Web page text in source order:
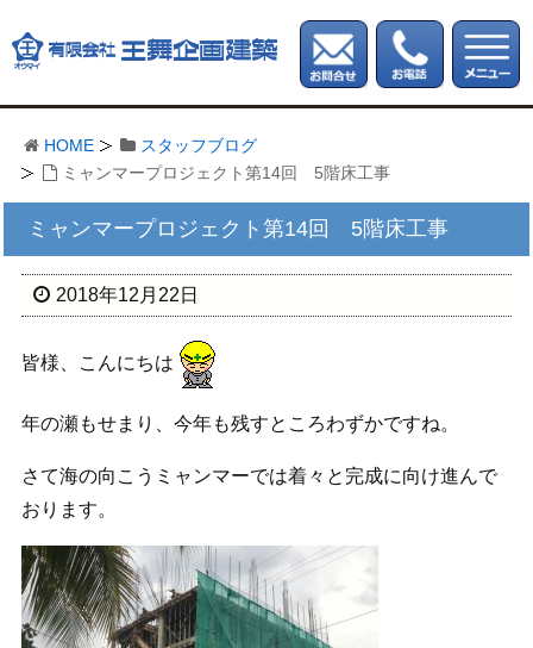
HOME
スタッフブログ
ミャンマープロジェクト第14回 5階床工事
ミャンマープロジェクト第14回 5階床工事
2018年12月22日
皆様、こんにちは
年の瀬もせまり、今年も残すところわずかですね。
さて海の向こうミャンマーでは着々と完成に向け進んで
おります。